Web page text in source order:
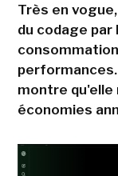
Très en
du codage par
montre
économies